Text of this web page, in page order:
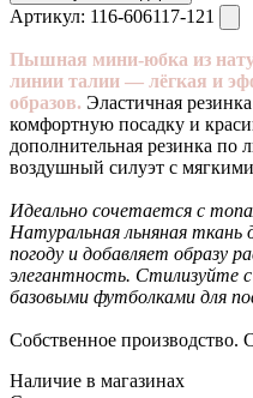
Артикул: 116-606117-121
Пышная мини-юбка из
линии талии — лёгкая и
образов. Эластичная
комфортную посадку и
дополнительная резинка по
воздушный силуэт с
Идеально сочетается с
Натуральная льняная
погоду и добавляет образу
элегантность. Стилизуйте
базовыми футболками для
Собственное производство.
Наличие в магазинах